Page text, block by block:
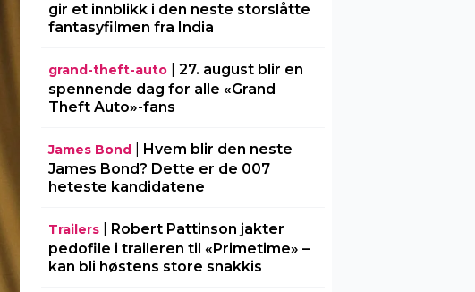
gir et innblikk i den neste storslåtte
fantasyfilmen fra India
grand-theft-auto| 27. august blir en
spennende dag for alle «Grand
Theft Auto»-fans
James Bond| Hvem blir den neste
James Bond? Dette er de 007
heteste kandidatene
Trailers| Robert Pattinson jakter
pedofile i traileren til «Primetime» –
kan bli høstens store snakkis